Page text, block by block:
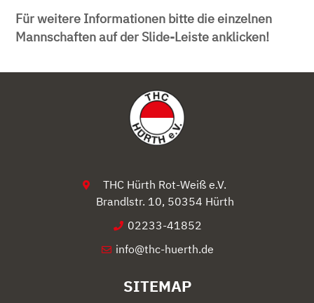
Für weitere Informationen bitte die einzelnen
Mannschaften auf der Slide-Leiste anklicken!
THC Hürth Rot-Weiß e.V.
Brandlstr. 10, 50354 Hürth
02233-41852
info@thc-huerth.de
SITEMAP